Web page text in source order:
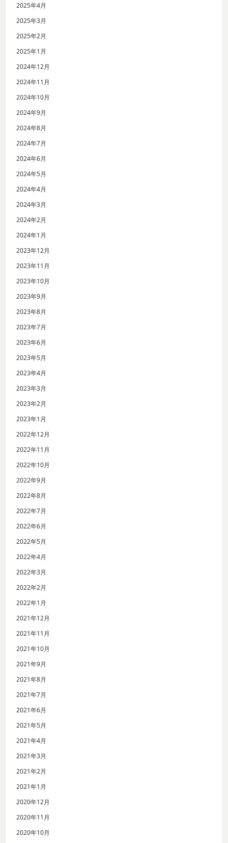
2025年4月
2025年3月
2025年2月
2025年1月
2024年12月
2024年11月
2024年10月
2024年9月
2024年8月
2024年7月
2024年6月
2024年5月
2024年4月
2024年3月
2024年2月
2024年1月
2023年12月
2023年11月
2023年10月
2023年9月
2023年8月
2023年7月
2023年6月
2023年5月
2023年4月
2023年3月
2023年2月
2023年1月
2022年12月
2022年11月
2022年10月
2022年9月
2022年8月
2022年7月
2022年6月
2022年5月
2022年4月
2022年3月
2022年2月
2022年1月
2021年12月
2021年11月
2021年10月
2021年9月
2021年8月
2021年7月
2021年6月
2021年5月
2021年4月
2021年3月
2021年2月
2021年1月
2020年12月
2020年11月
2020年10月